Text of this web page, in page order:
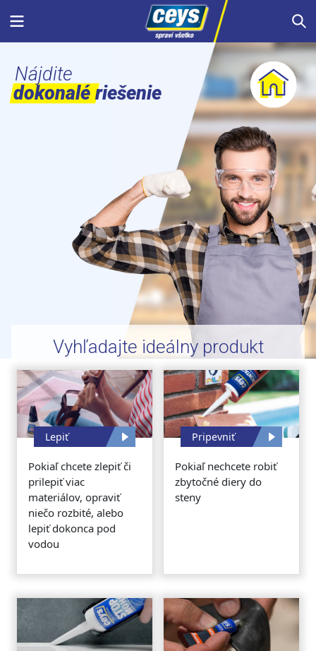
Menu
Nájdite
dokonalé riešenie
Vyhľadajte ideálny produkt
Lepiť
Pokiaľ chcete zlepiť či
prilepiť viac
materiálov, opraviť
niečo rozbité, alebo
lepiť dokonca pod
vodou
Pripevniť
Pokiaľ nechcete robiť
zbytočné diery do
steny